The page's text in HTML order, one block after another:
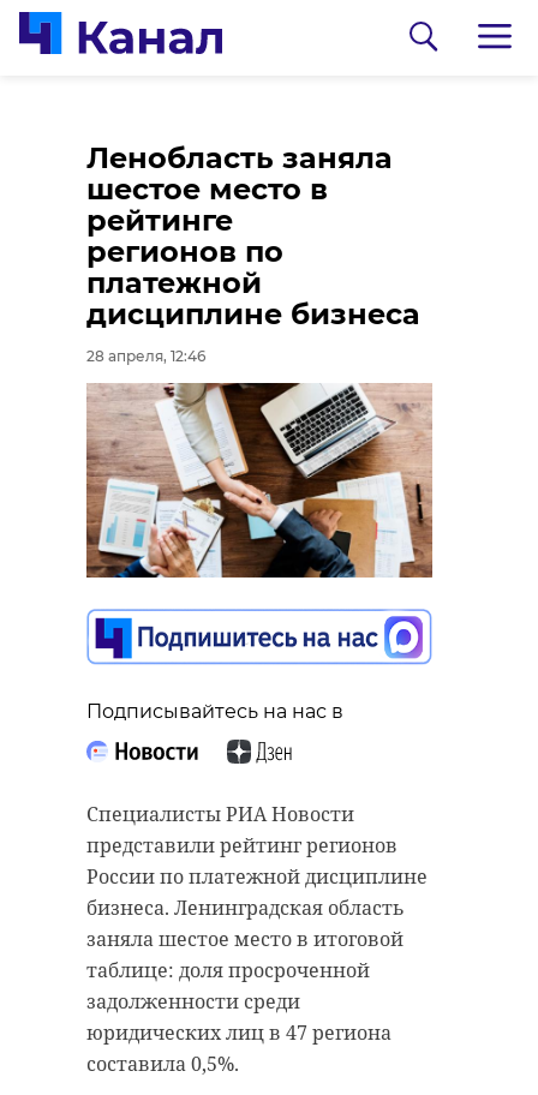
Ленобласть заняла
шестое место в
рейтинге
регионов по
платежной
дисциплине бизнеса
28 апреля, 12:46
Подписывайтесь на нас в
Специалисты РИА Новости
представили рейтинг регионов
России по платежной дисциплине
бизнеса. Ленинградская область
заняла шестое место в итоговой
таблице: доля просроченной
задолженности среди
юридических лиц в 47 региона
составила 0,5%.
В Ленобласти усилят
контроль за
обращением с
отходами
28 апреля, 11:58
Подписывайтесь на нас в
В Ленинградской области
комплекса по переработке
отходов "Рахья" — одного из
первых объектов в рамках
перехода 47 региона от
полигонного захоронения мусора
к современной системе
переработки.
Какрассказаливо вторник, 28
апреля, в пресс-службе
Чиновники из
Всеволожского
района получили
условные сроки за
хищение земельного
участка
28 апреля, 11:56
Подписывайтесь на нас в
Всеволожский городской суд
вынес приговоры заместителю
главы администрации по
архитектуре и управлению
имуществом Морозовского
поселения К. и заместителю главы
администрации по строительству
и ЖКХ Всеволожского района К.
Чиновников признали